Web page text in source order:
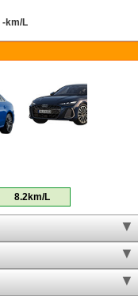
-km/L
8.2km/L